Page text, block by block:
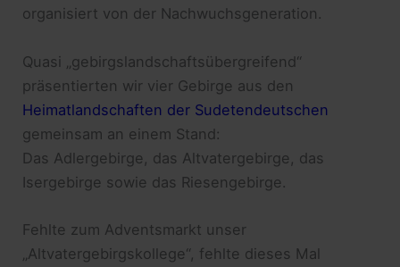
organisiert von der Nachwuchsgeneration.
Quasi „gebirgslandschaftsübergreifend“
präsentierten wir vier Gebirge aus den
Heimatlandschaften der Sudetendeutschen
gemeinsam an einem Stand:
Das Adlergebirge, das Altvatergebirge, das
Isergebirge sowie das Riesengebirge.
Fehlte zum Adventsmarkt unser
„Altvatergebirgskollege“, fehlte dieses Mal